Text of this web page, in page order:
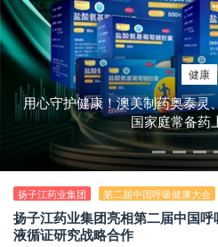
健康
用心守护健康！澳美制药奥泰灵
国家庭常备药
时尚
天猫小黑盒：探索年轻人
扬子江药业集团 第二届中国呼吸健康大会
扬子江药业集团亮相第二届中国
液循证研究战略合作